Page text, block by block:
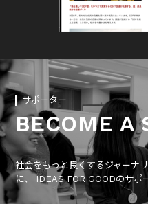
サポーター
BECOME A
社会をもっと良くするジャーナ
に、 IDEAS FOR GOODのサポ